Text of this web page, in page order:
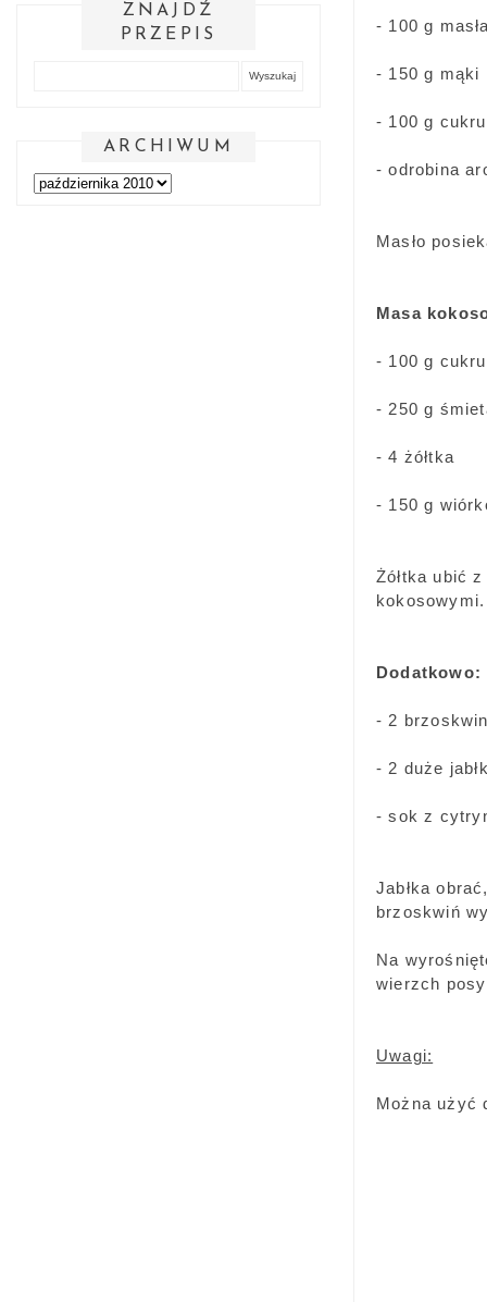
- 100 g
- 150 g mąki
- 100 g cukru
- odrobina
Masło
Masa
- 100 g cukru
- 250 g
- 4 żółtka
- 150 g
Żółtka ubić
kokosowymi.
Dodatkowo:
- 2
- 2 duże
- sok z
Jabłka
brzoskwiń
Na
wierzch
Uwagi:
Można użyć
ZNAJDŹ
PRZEPIS
ARCHIWUM